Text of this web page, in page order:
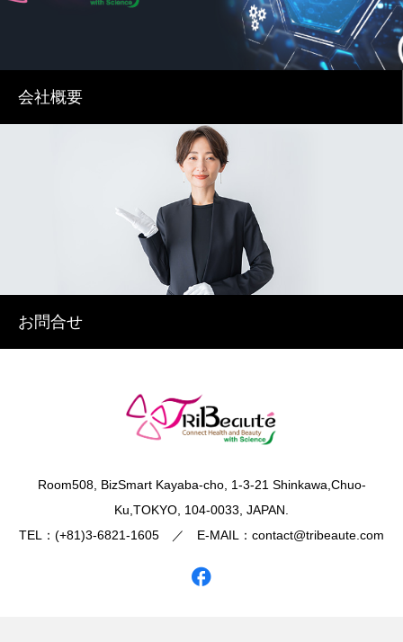
会社概要
お問合せ
​Room508, BizSmart Kayaba-cho, 1-3-21 Shinkawa,Chuo-
Ku,TOKYO, 104-0033, JAPAN.
TEL：(+81)3-6821-1605 ／ E-MAIL：contact@tribeaute.com